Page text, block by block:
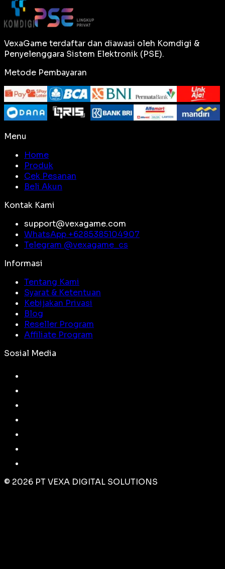
VexaGame terdaftar dan diawasi oleh Komdigi &
Penyelenggara Sistem Elektronik (PSE).
Metode Pembayaran
Menu
Home
Produk
Cek Pesanan
Beli Akun
Kontak Kami
support@vexagame.com
WhatsApp +6285385104907
Telegram @vexagame_cs
Informasi
Tentang Kami
Syarat & Ketentuan
Kebijakan Privasi
Blog
Reseller Program
Affiliate Program
Sosial Media
© 2026 PT VEXA DIGITAL SOLUTIONS